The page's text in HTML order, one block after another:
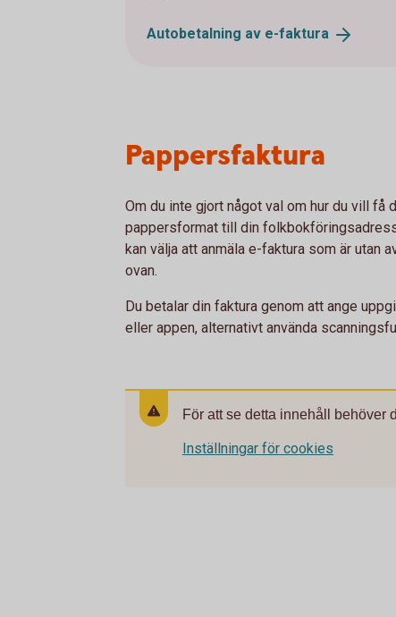
Autobetalning av e-faktura
Pappersfaktura
Om du inte gjort något val om hur du vill
pappersformat till din
kan välja att anmäla e-faktura som är
ovan.
Du betalar din faktura genom att ange
eller appen, alternativt använda
För att se detta innehåll behöver
Inställningar för cookies